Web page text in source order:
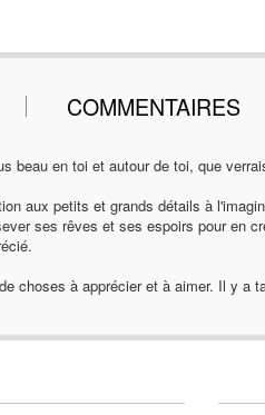
COMMENTAIRES
beau en toi et autour de toi, que
aux petits et grands détails à
ses rêves et ses espoirs pour en
choses à apprécier et à aimer. Il y a